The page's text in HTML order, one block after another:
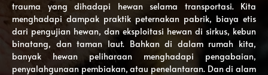
trauma yang dihadapi hewan selama transportasi. Kita
menghadapi dampak praktik peternakan pabrik, biaya etis
dari pengujian hewan, dan eksploitasi hewan di sirkus, kebun
binatang, dan taman laut. Bahkan di dalam rumah kita,
banyak hewan peliharaan menghadapi pengabaian,
penyalahgunaan pembiakan, atau penelantaran. Dan di alam